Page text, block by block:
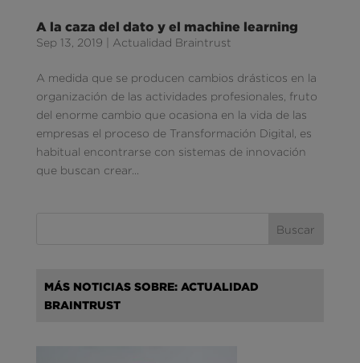
A la caza del dato y el machine learning
Sep 13, 2019 Actualidad Braintrust
A medida que se producen cambios drásticos en la
organización de las actividades profesionales, fruto
del enorme cambio que ocasiona en la vida de las
empresas el proceso de Transformación Digital, es
habitual encontrarse con sistemas de innovación
que buscan crear...
MÁS NOTICIAS SOBRE: ACTUALIDAD
BRAINTRUST